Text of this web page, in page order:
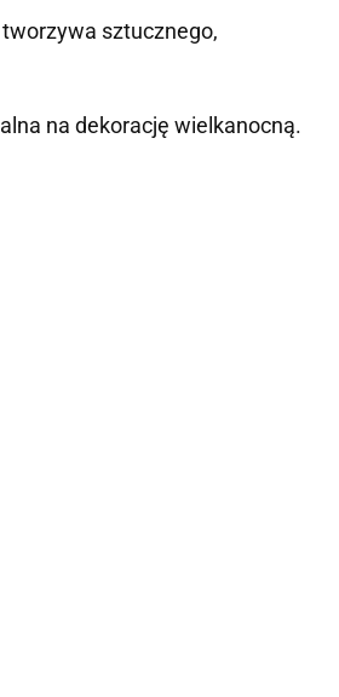
sztucznego,
na dekorację wielkanocną.